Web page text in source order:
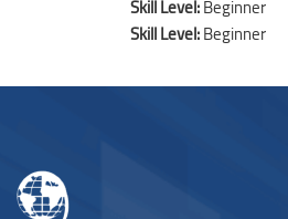
Skill Level:Beginner
Skill Level:Beginner
بلوک‌ها